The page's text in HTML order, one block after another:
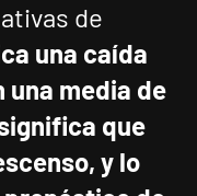
de
una caída
una media de
que
y lo